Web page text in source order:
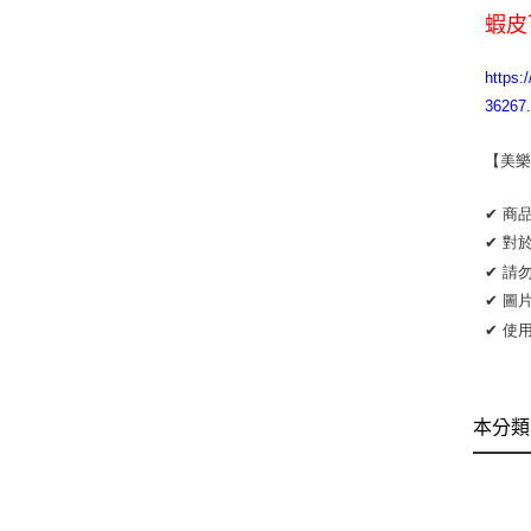
蝦
【美
✔ 商
✔ 對
✔ 請
✔ 圖
✔ 使
本分